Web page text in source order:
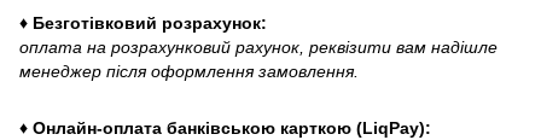
♦ Безготівковий розрахунок:
оплата на розрахунковий рахунок, реквізити вам надішле
менеджер після оформлення замовлення.
♦ Онлайн-оплата банківською карткою (LiqPay):